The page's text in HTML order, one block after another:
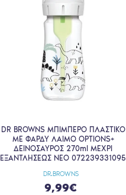
DR.BROWNS
DR BROWNS ΜΠΙΜΠΕΡΟ ΠΛΑΣΤΙΚΟ
ΜΕ ΦΑΡΔΥ ΛΑΙΜΟ OPTIONS+
ΔΕΙΝΟΣΑΥΡΟΣ 270ml ΜΕΧΡΙ
ΕΞΑΝΤΛΗΣΕΩΣ ΝΕΟ 072239331095
9,99€